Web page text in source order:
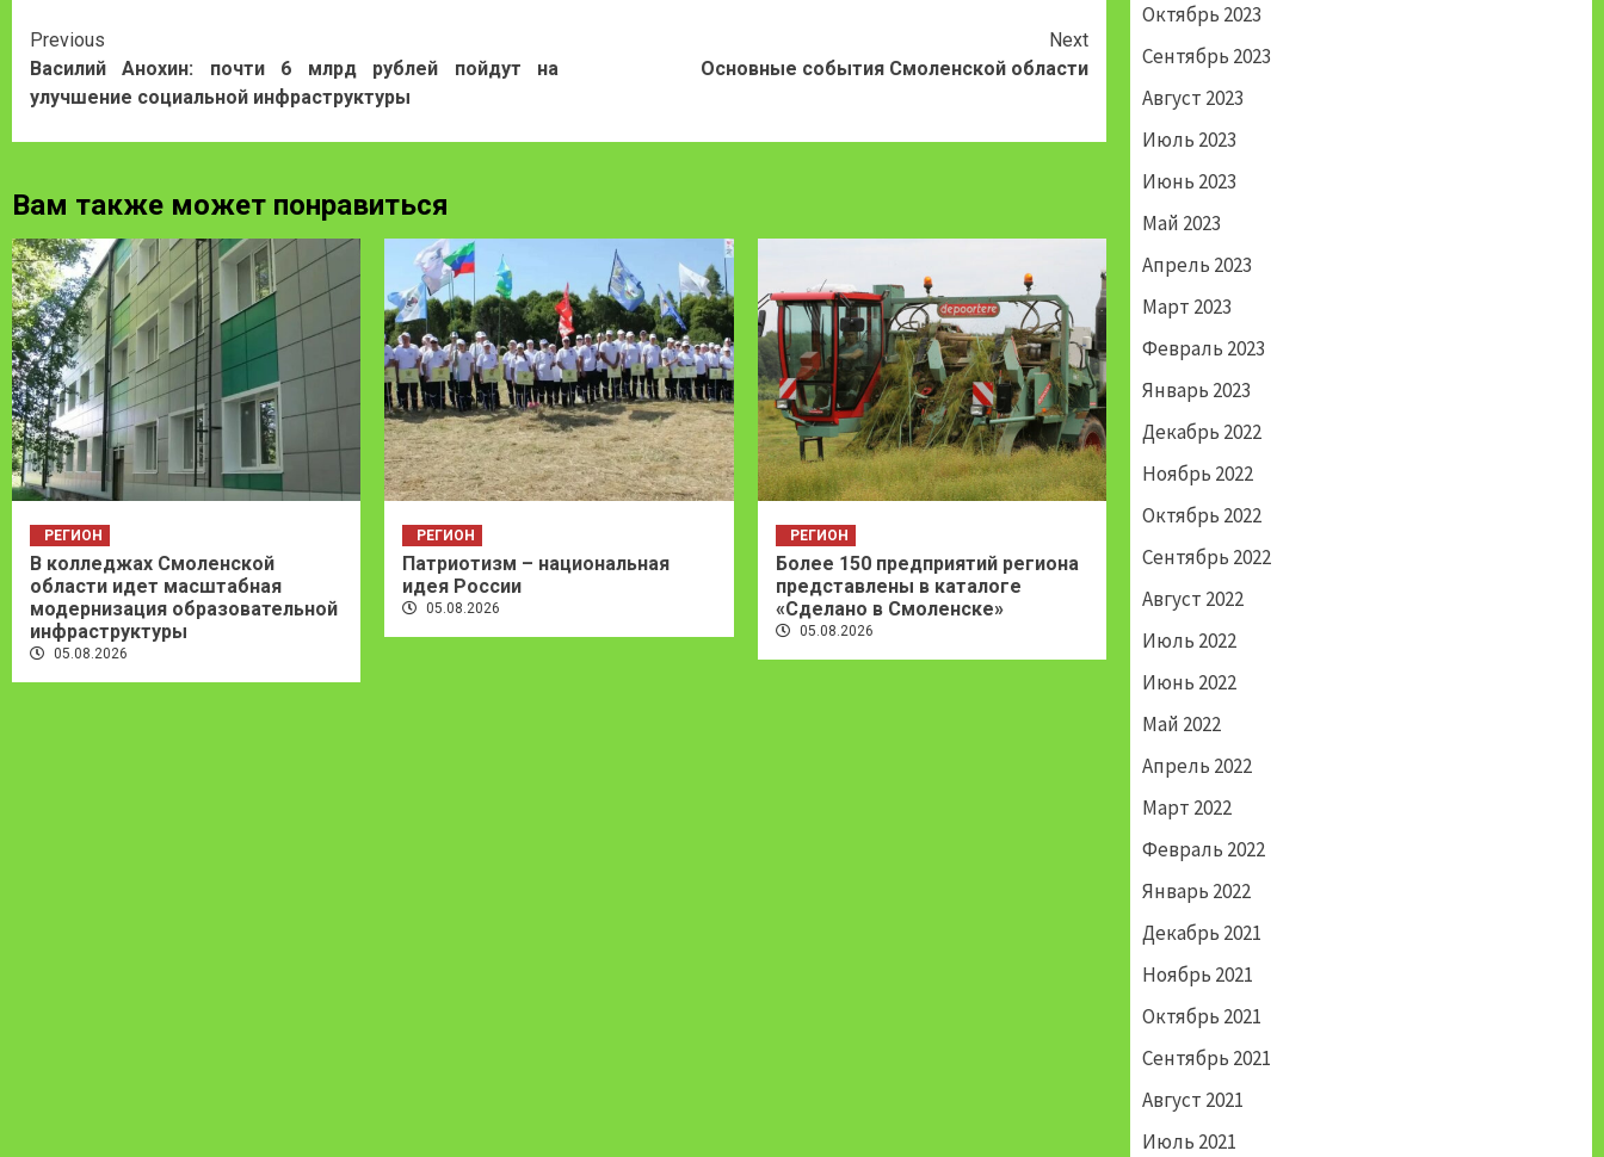
Continue
Reading
Previous
Василий Анохин: почти 6 млрд рублей пойдут на
улучшение социальной инфраструктуры
Next
Основные события Смоленской области
Вам также может понравиться
РЕГИОН
В колледжах Смоленской
области идет масштабная
модернизация образовательной
инфраструктуры
05.08.2026
РЕГИОН
Патриотизм – национальная
идея России
05.08.2026
РЕГИОН
Более 150 предприятий региона
представлены в каталоге
«Сделано в Смоленске»
05.08.2026
Октябрь 2023
Сентябрь 2023
Август 2023
Июль 2023
Июнь 2023
Май 2023
Апрель 2023
Март 2023
Февраль 2023
Январь 2023
Декабрь 2022
Ноябрь 2022
Октябрь 2022
Сентябрь 2022
Август 2022
Июль 2022
Июнь 2022
Май 2022
Апрель 2022
Март 2022
Февраль 2022
Январь 2022
Декабрь 2021
Ноябрь 2021
Октябрь 2021
Сентябрь 2021
Август 2021
Июль 2021